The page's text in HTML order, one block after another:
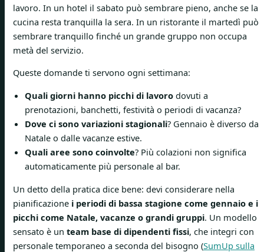
lavoro. In un hotel il sabato può sembrare pieno, anche se la
cucina resta tranquilla la sera. In un ristorante il martedì può
sembrare tranquillo finché un grande gruppo non occupa
metà del servizio.
Queste domande ti servono ogni settimana:
Quali giorni hanno picchi di lavoro dovuti a
prenotazioni, banchetti, festività o periodi di vacanza?
Dove ci sono variazioni stagionali? Gennaio è diverso da
Natale o dalle vacanze estive.
Quali aree sono coinvolte? Più colazioni non significa
automaticamente più personale al bar.
Un detto della pratica dice bene: devi considerare nella
pianificazione i periodi di bassa stagione come gennaio e i
picchi come Natale, vacanze o grandi gruppi. Un modello
sensato è un team base di dipendenti fissi, che integri con
personale temporaneo a seconda del bisogno (SumUp sulla